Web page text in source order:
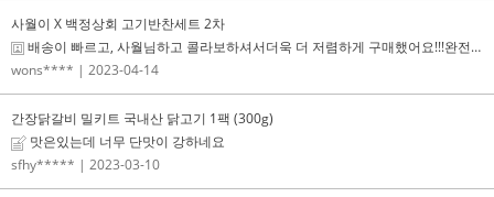
사월이 X 백정상회 고기반찬세트 2차
배송이 빠르고, 사월님하고 콜라보하셔서더욱 더 저렴하게 구매했어요!!!완전 강추합니다!!:)
wons**** | 2023-04-14
간장닭갈비 밀키트 국내산 닭고기 1팩 (300g)
맛은있는데 너무 단맛이 강하네요
sfhy***** | 2023-03-10